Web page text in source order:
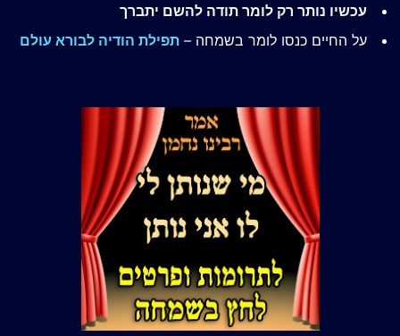
עכשיו נותר רק לומר תודה להשם יתברך
על החיים כנסו לומר בשמחה – תפילת הודיה לבורא עולם